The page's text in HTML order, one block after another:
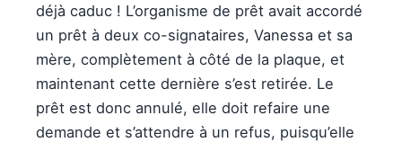
déjà caduc ! L’organisme de prêt avait accordé
un prêt à deux co-signataires, Vanessa et sa
mère, complètement à côté de la plaque, et
maintenant cette dernière s’est retirée. Le
prêt est donc annulé, elle doit refaire une
demande et s’attendre à un refus, puisqu’elle